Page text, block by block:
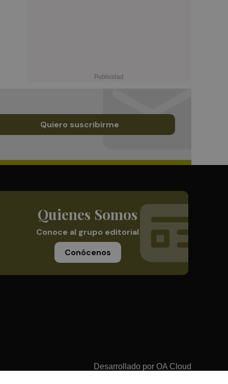
Quiero suscribirme
Quienes Somos
Conoce al grupo editorial
Conócenos
Desarrollado por OA Cloud